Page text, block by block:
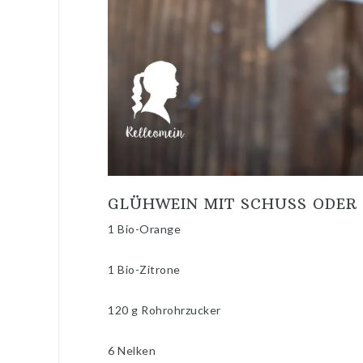
GLÜHWEIN MIT SCHUSS ODER
1 Bio-Orange
1 Bio-Zitrone
120 g Rohrohrzucker
6 Nelken